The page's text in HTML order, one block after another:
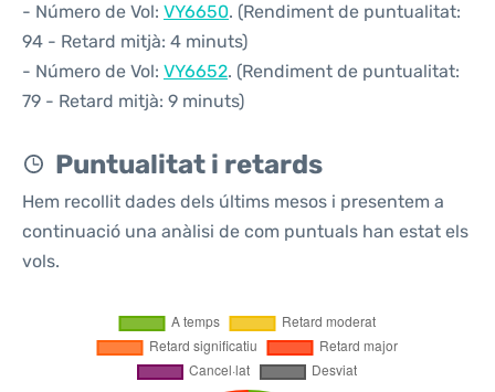
- Número de Vol: VY6650. (Rendiment de puntualitat:
94 - Retard mitjà: 4 minuts)
- Número de Vol: VY6652. (Rendiment de puntualitat:
79 - Retard mitjà: 9 minuts)
Puntualitat i retards
Hem recollit dades dels últims mesos i presentem a
continuació una anàlisi de com puntuals han estat els
vols.